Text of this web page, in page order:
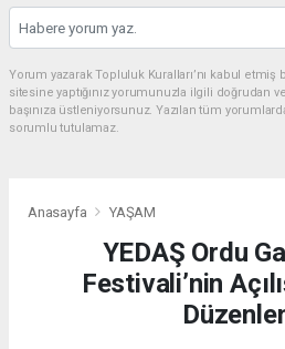
Yorum yazarak Topluluk Kuralları’nı kabul
sitesine yaptığınız yorumunuzla ilgili doğrudan
başınıza üstleniyorsunuz. Yazılan tüm
sorumlu tutulamaz.
Anasayfa YAŞAM
YEDAŞ Ordu
Festivali’nin